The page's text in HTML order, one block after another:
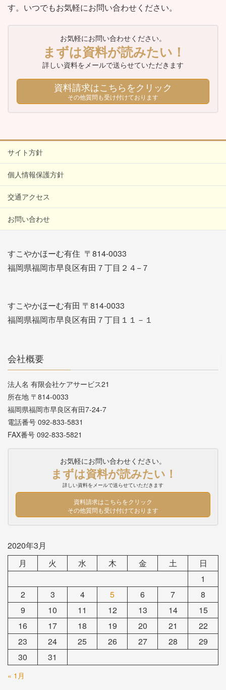
す。いつでもお気軽にお問い合わせください。
お気軽にお問い合わせください。
まずは資料が読みたい！
詳しい資料をメールで送らせていただきます
資料請求はこちらをクリック
その他質問も受け付けております
サイト方針
個人情報保護方針
交通アクセス
お問い合わせ
すこやかほーむ有住 〒814-0033
福岡県福岡市早良区有田７丁目２４−７
すこやかほーむ有田 〒814-0033
福岡県福岡市早良区有田７丁目１１－１
会社概要
法人名 有限会社ケアサービス21
所在地 〒814-0033
福岡県福岡市早良区有田7-24-7
電話番号 092-833-5831
FAX番号 092-833-5821
お気軽にお問い合わせください。
まずは資料が読みたい！
詳しい資料をメールで送らせていただきます
資料請求はこちらをクリック
その他質問も受け付けております
2020年3月
月
火 水 木 金 土
日
1
2
3 4 5 6 7
8
9
10 11 12 13 14
15
16
17 18 19 20 21
22
23
24 25 26 27 28
29
30
31
« 1月